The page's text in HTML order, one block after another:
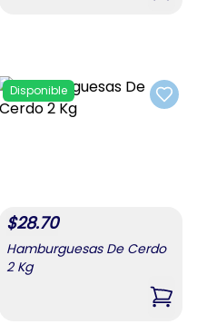
De Cerdo 500 G
favorites
De Cerdo 500 G
Add
Disponible
$28.70
Hamburguesas De Cerdo
2 Kg
,